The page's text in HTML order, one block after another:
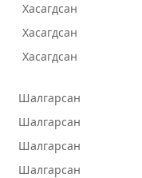
Хасагдсан
Хасагдсан
Хасагдсан
Шалгарсан
Шалгарсан
Шалгарсан
Шалгарсан